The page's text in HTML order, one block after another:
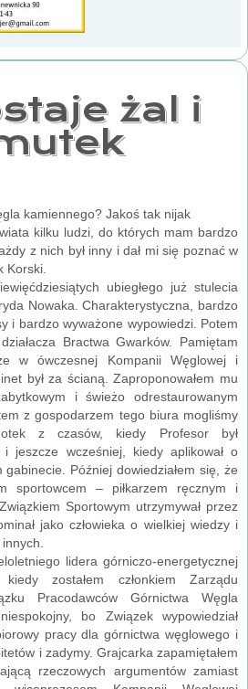
żal i
kamiennego? Jakoś tak nijak
kilku ludzi, do których mam bardzo
z nich był inny i dał mi się poznać w
Korski.
ubiegłego już stulecia
Nowaka. Charakterystyczna, bardzo
i bardzo wyważone wypowiedzi. Potem
Bractwa Gwarków. Pamiętam
w ówczesnej Kompanii Węglowej i
był za ścianą. Zaproponowałem mu
i świeżo odrestaurowanym
z gospodarzem tego biura mogliśmy
z czasów, kiedy Profesor był
i jeszcze wcześniej, kiedy aplikował o
Później dowiedziałem się, że
sportowcem – piłkarzem ręcznym i
Sportowym utrzymywał przez
jako człowieka o wielkiej wiedzy i
lidera górniczo-energetycznej
kiedy zostałem członkiem Zarządu
Pracodawców Górnictwa Węgla
bo Związek wypowiedział
pracy dla górnictwa węglowego i
i zadymy. Grajcarka zapamiętałem
rzeczowych argumentów zamiast